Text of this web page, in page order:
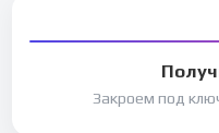
Закроем под